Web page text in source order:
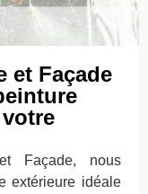
et Façade
Façade, nous
extérieure idéale